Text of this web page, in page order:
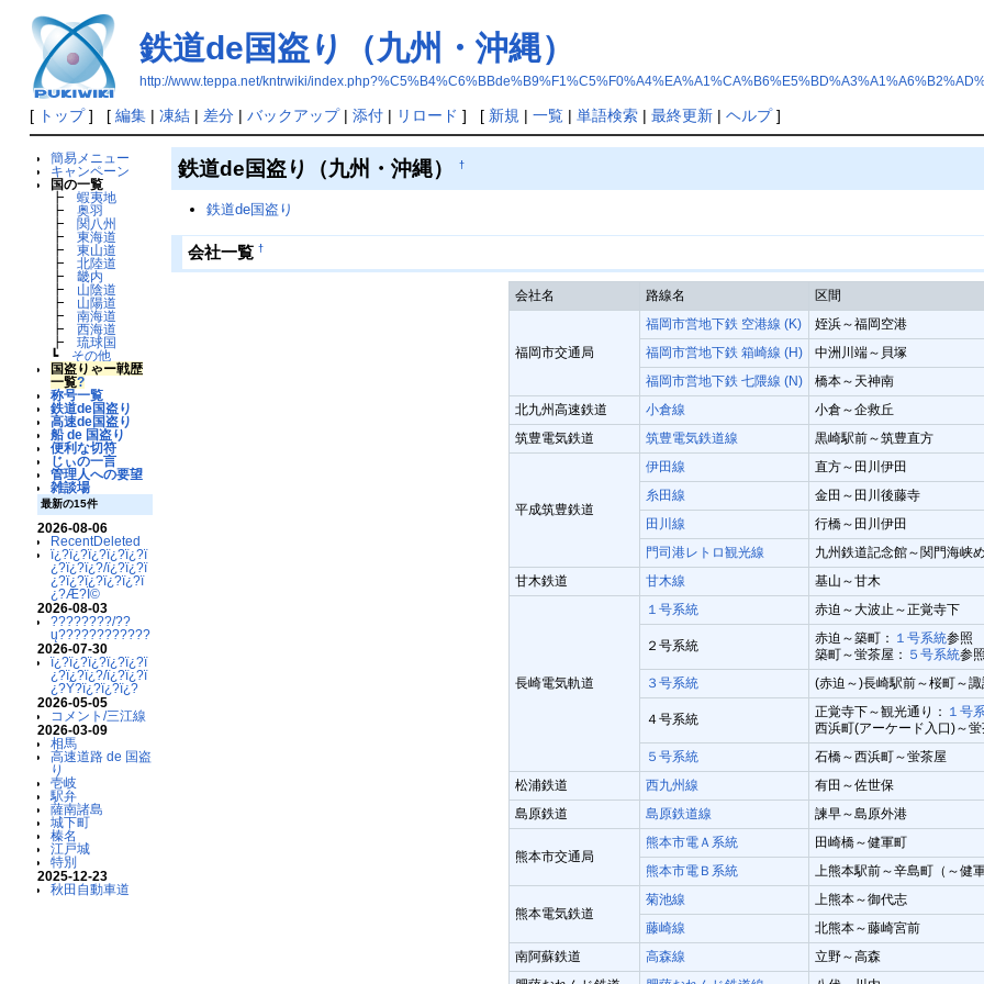
鉄道de国盗り（九州・沖縄）
http://www.teppa.net/kntrwiki/
[ トップ] [ 編集| 凍結| 差分| バックアップ| 添付| リロード ] [ 新規 | 一覧| 単語検索| 最終更新| ヘルプ]
簡易メニュー
キャンペーン
国の一覧
┣ 蝦夷地
┣ 奥羽
┣
関八州
┣ 東海道
┣ 東山道
┣ 北陸道
┣ 畿内
┣
山陰道
┣
山陽道
┣ 南海道
┣ 西海道
┣ 琉球国
┗
その他
国盗りゃー戦歴
一覧?
称号一覧
鉄道de国盗り
高速de国盗り
船 de 国盗り
便利な切符
じぃの一言
管理人への要望
雑談場
最新の15件
2026-08-06
RecentDeleted
ï¿?ï¿?ï¿?ï¿?ï¿?ï
¿?ï¿?ï¿?/ï¿?ï¿?ï
¿?ï¿?ï¿?ï¿?ï¿?ï
¿?Æ?Ï©
2026-08-03
????????/??
ų????????????
2026-07-30
ï¿?ï¿?ï¿?ï¿?ï¿?ï
¿?ï¿?ï¿?/ï¿?ï¿?ï
¿?Ý?ï¿?ï¿?ï¿?
2026-05-05
コメント/三江線
2026-03-09
相馬
高速道路 de 国盗
り
壱岐
駅弁
薩南諸島
城下町
榛名
江戸城
特別
2025-12-23
秋田自動車道
鉄道de国盗り（九州・沖縄）†
鉄道de国盗り
会社一覧 †
会社名 路線名 区間
福岡市交通局
福岡市営地下鉄 空港線 (K)
姪浜～福岡空港
福岡市営地下鉄 箱崎線 (H)
中洲川端～貝塚
福岡市営地下鉄 七隈線 (N)
橋本～天神南
北九州高速鉄道
小倉線
小倉～企救丘
筑豊電気鉄道
筑豊電気鉄道線 黒崎駅前～筑豊直方
平成筑豊鉄道
伊田線
直方～田川伊田
糸田線
金田～田川後藤寺
田川線
行橋～田川伊田
門司港レトロ観光線
九州鉄道記念館～関門海峡
甘木鉄道
甘木線 基山～甘木
長崎電気軌道
１号系統 赤迫～大波止～正覚寺下
２号系統
赤迫～築町： １号系統参照
築町～蛍茶屋：
５号系統参照
３号系統
(赤迫～)長崎駅前～桜町～
４号系統
正覚寺下～観光通り： １号
西浜町(アーケード入口)～蛍
５号系統
石橋～西浜町～蛍茶屋
松浦鉄道
西九州線
有田～佐世保
島原鉄道
島原鉄道線 諫早～島原外港
熊本市交通局
熊本市電Ａ系統
田崎橋～健軍町
熊本市電Ｂ系統
上熊本駅前～辛島町（～健軍
熊本電気鉄道
菊池線
上熊本～御代志
藤崎線
北熊本～藤崎宮前
南阿蘇鉄道
高森線
立野～高森